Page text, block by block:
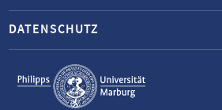
Service-
Navigation
DATENSCHUTZ